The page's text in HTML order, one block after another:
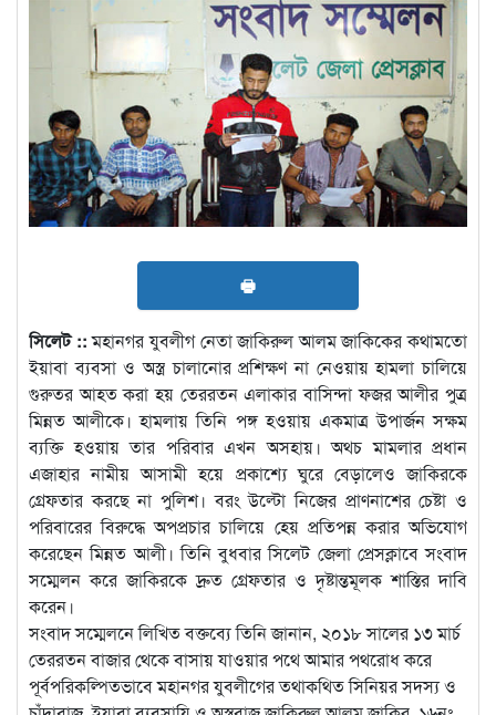
🖶
সিলেট ::মহানগর যুবলীগ নেতা জাকিরুল আলম জাকিকের কথামতো
ইয়াবা ব্যবসা ও অস্ত্র চালানোর প্রশিক্ষণ না নেওয়ায় হামলা চালিয়ে
গুরুতর আহত করা হয় তেররতন এলাকার বাসিন্দা ফজর আলীর পুত্র
মিন্নত আলীকে। হামলায় তিনি পঙ্গ হওয়ায় একমাত্র উপার্জন সক্ষম
ব্যক্তি হওয়ায় তার পরিবার এখন অসহায়। অথচ মামলার প্রধান
এজাহার নামীয় আসামী হয়ে প্রকাশ্যে ঘুরে বেড়ালেও জাকিরকে
গ্রেফতার করছে না পুলিশ। বরং উল্টো নিজের প্রাণনাশের চেষ্টা ও
পরিবারের বিরুদ্ধে অপপ্রচার চালিয়ে হেয় প্রতিপন্ন করার অভিযোগ
করেছেন মিন্নত আলী। তিনি বুধবার সিলেট জেলা প্রেসক্লাবে সংবাদ
সম্মেলন করে জাকিরকে দ্রুত গ্রেফতার ও দৃষ্টান্তমূলক শাস্তির দাবি
করেন।
সংবাদ সম্মেলনে লিখিত বক্তব্যে তিনি জানান, ২০১৮ সালের ১৩ মার্চ
তেররতন বাজার থেকে বাসায় যাওয়ার পথে আমার পথরোধ করে
পূর্বপরিকল্পিতভাবে মহানগর যুবলীগের তথাকথিত সিনিয়র সদস্য ও